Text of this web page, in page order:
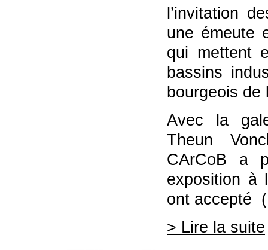
l’invitation
une émeute
qui mettent
bassins
bourgeois de
Avec la
Theun
CArCoB a
exposition à
ont accepté
> Lire la suite